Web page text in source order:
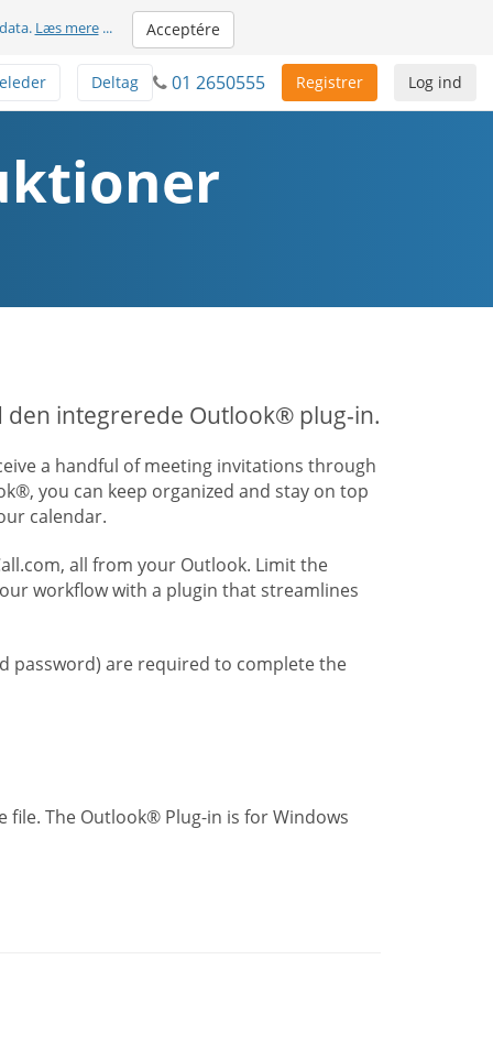
Læs mere... Acceptére
Log ind
Registrer
01 2650555
Deltag
integrerede Outlook® plug-in.
a handful of meeting invitations through
you can keep organized and stay on top
calendar.
all from your Outlook. Limit the
workflow with a plugin that streamlines
password) are required to complete the
file. The Outlook® Plug-in is for Windows